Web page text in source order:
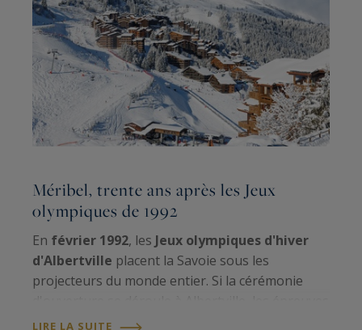
Méribel, trente ans après les Jeux
olympiques de 1992
En février 1992, les Jeux olympiques d'hiver
d'Albertville placent la Savoie sous les
projecteurs du monde entier. Si la cérémonie
sont réparties dans plusieurs
LIRE LA SUITE